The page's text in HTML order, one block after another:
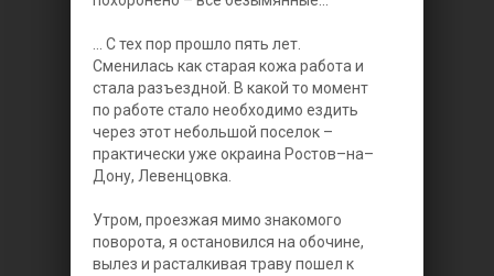
... С тех пор прошло пять лет.
Сменилась как старая кожа работа и
стала разъездной. В какой то момент
по работе стало необходимо ездить
через этот небольшой поселок –
практически уже окраина Ростов–на–
Дону, Левенцовка.
Утром, проезжая мимо знакомого
поворота, я остановился на обочине,
вылез и расталкивая траву пошел к